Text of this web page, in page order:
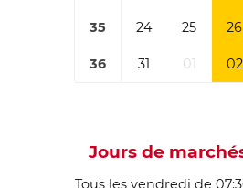
35 24 25 26
36 31 01 02
Jours de
Tous les vendredi de